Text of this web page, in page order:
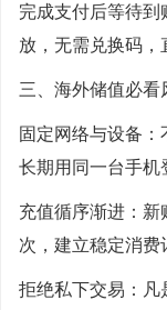
完成支付后等待
放，无需兑换码，
三、海外储值必看
固定网络与设备：
长期用同一台手机
充值循序渐进：
次，建立稳定消费
拒绝私下交易：凡